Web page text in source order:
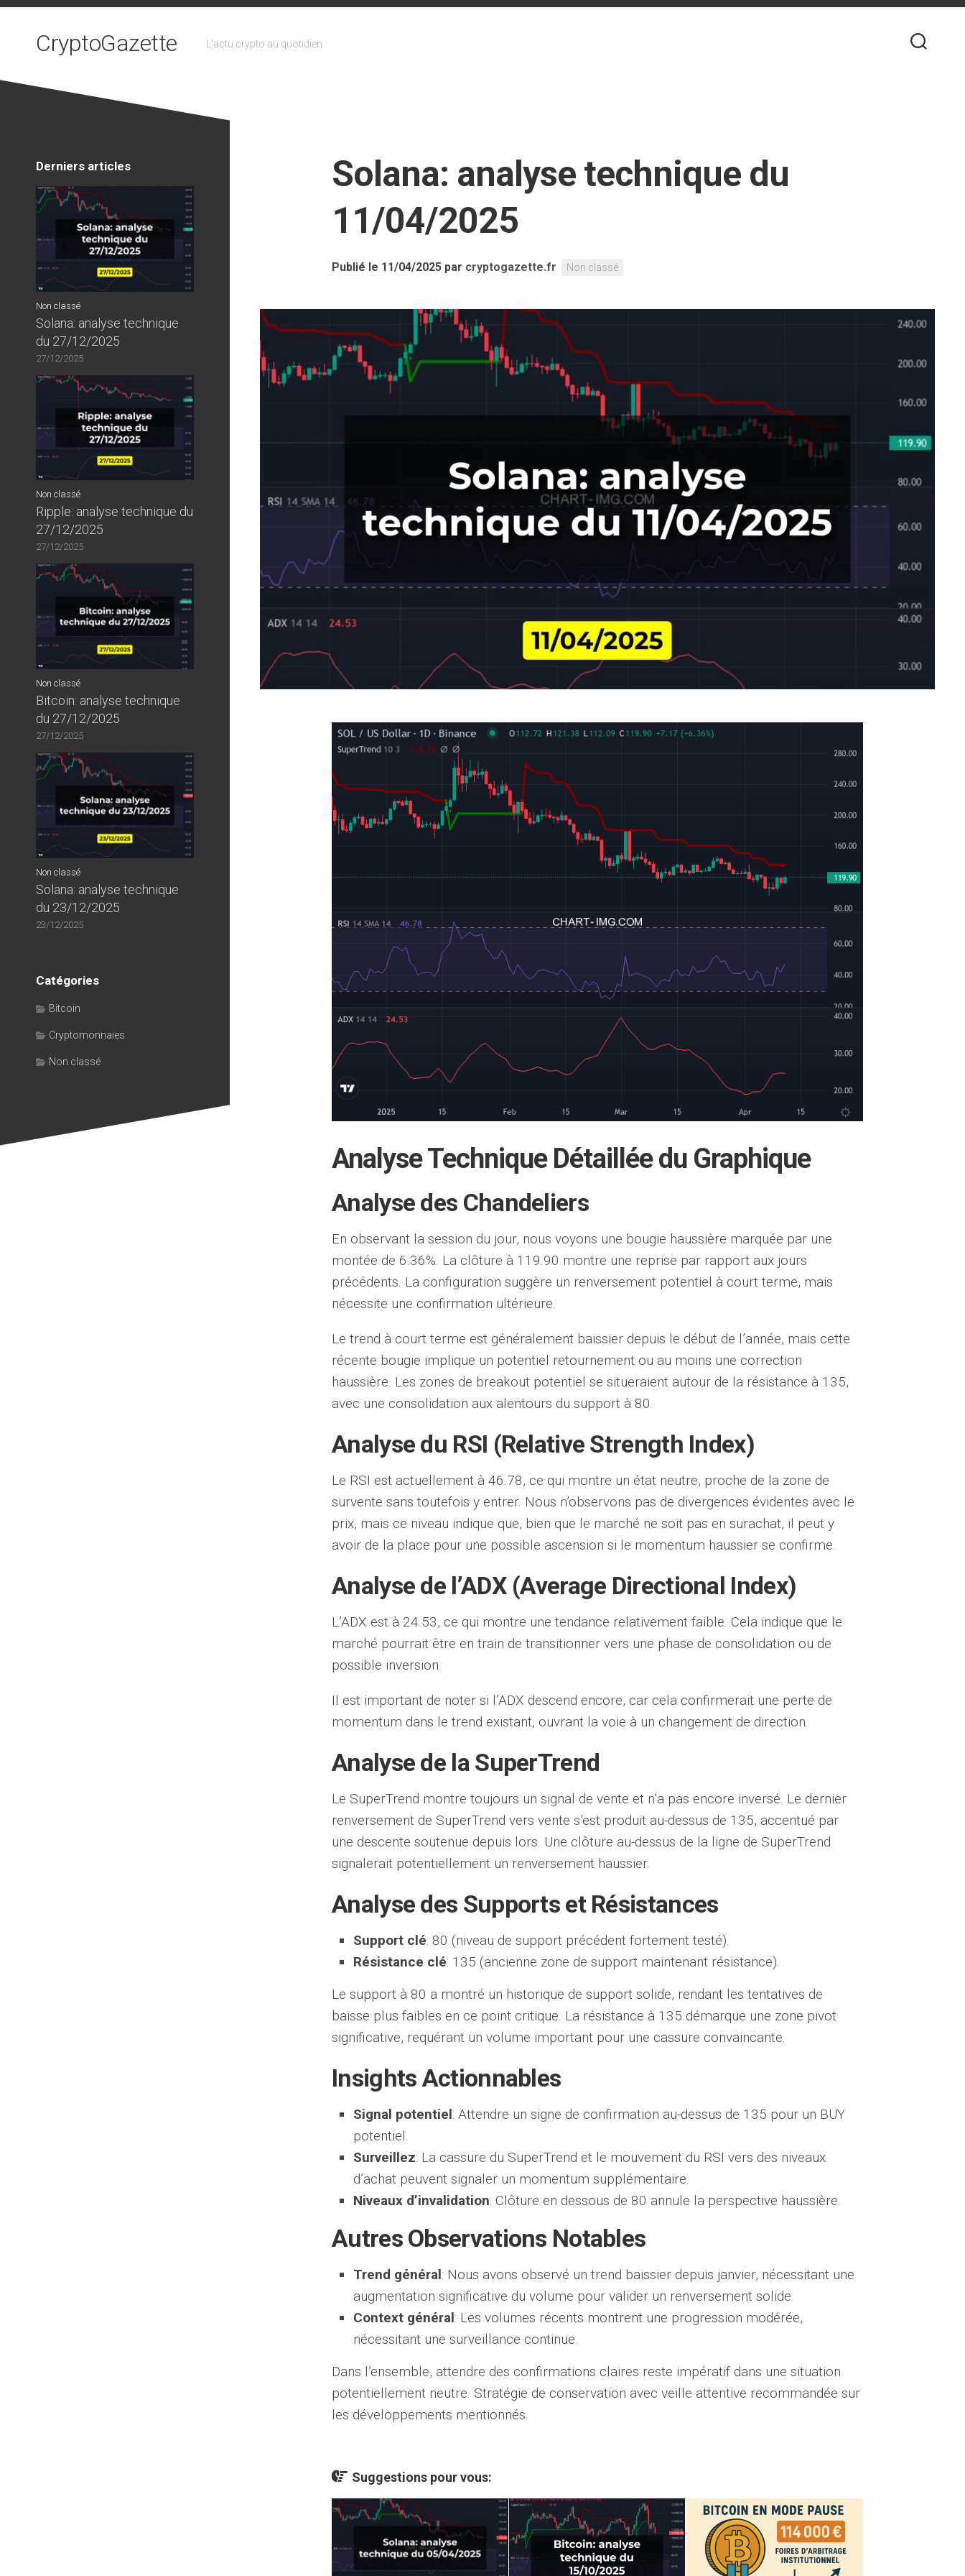
Skip
CryptoGazette L'actu crypto au quotidien
Solana: analyse technique du
11/04/2025
Publié le 11/04/2025 par cryptogazette.fr Non classé
Analyse Technique Détaillée du Graphique
Analyse des Chandeliers
En observant la session du jour, nous voyons une bougie haussière marquée par une
montée de 6.36%. La clôture à 119.90 montre une reprise par rapport aux jours
précédents. La configuration suggère un renversement potentiel à court terme, mais
nécessite une confirmation ultérieure.
Le trend à court terme est généralement baissier depuis le début de l’année, mais cette
récente bougie implique un potentiel retournement ou au moins une correction
haussière. Les zones de breakout potentiel se situeraient autour de la résistance à 135,
avec une consolidation aux alentours du support à 80.
Analyse du RSI (Relative Strength Index)
Le RSI est actuellement à 46.78, ce qui montre un état neutre, proche de la zone de
survente sans toutefois y entrer. Nous n’observons pas de divergences évidentes avec le
prix, mais ce niveau indique que, bien que le marché ne soit pas en surachat, il peut y
avoir de la place pour une possible ascension si le momentum haussier se confirme.
Analyse de l’ADX (Average Directional Index)
L’ADX est à 24.53, ce qui montre une tendance relativement faible. Cela indique que le
marché pourrait être en train de transitionner vers une phase de consolidation ou de
possible inversion.
Il est important de noter si l’ADX descend encore, car cela confirmerait une perte de
momentum dans le trend existant, ouvrant la voie à un changement de direction.
Analyse de la SuperTrend
Le SuperTrend montre toujours un signal de vente et n’a pas encore inversé. Le dernier
renversement de SuperTrend vers vente s’est produit au-dessus de 135, accentué par
une descente soutenue depuis lors. Une clôture au-dessus de la ligne de SuperTrend
signalerait potentiellement un renversement haussier.
Analyse des Supports et Résistances
Support clé: 80 (niveau de support précédent fortement testé).
Résistance clé: 135 (ancienne zone de support maintenant résistance).
Le support à 80 a montré un historique de support solide, rendant les tentatives de
baisse plus faibles en ce point critique. La résistance à 135 démarque une zone pivot
significative, requérant un volume important pour une cassure convaincante.
Insights Actionnables
Signal potentiel: Attendre un signe de confirmation au-dessus de 135 pour un BUY
potentiel.
Surveillez: La cassure du SuperTrend et le mouvement du RSI vers des niveaux
d’achat peuvent signaler un momentum supplémentaire.
Niveaux d’invalidation: Clôture en dessous de 80 annule la perspective haussière.
Autres Observations Notables
Trend général: Nous avons observé un trend baissier depuis janvier, nécessitant une
augmentation significative du volume pour valider un renversement solide.
Context général: Les volumes récents montrent une progression modérée,
nécessitant une surveillance continue.
Dans l’ensemble, attendre des confirmations claires reste impératif dans une situation
potentiellement neutre. Stratégie de conservation avec veille attentive recommandée sur
les développements mentionnés.
Suggestions pour vous:
Derniers articles
Non classé
Solana: analyse technique
du 27/12/2025
27/12/2025
Non classé
Ripple: analyse technique du
27/12/2025
27/12/2025
Non classé
Bitcoin: analyse technique
du 27/12/2025
27/12/2025
Non classé
Solana: analyse technique
du 23/12/2025
23/12/2025
Catégories
Bitcoin
Cryptomonnaies
Non classé